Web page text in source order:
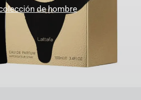
de hombre